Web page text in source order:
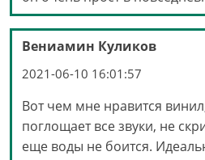
Вениамин Куликов
2021-06-10 16:01:57
Вот чем мне нравится
поглощает все звуки, не
еще воды не боится.